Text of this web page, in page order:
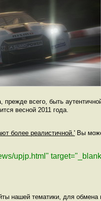
всего, быть
весной 2011 года.
более реалистичной.' Вы
upjp.html"
нашей тематики, для